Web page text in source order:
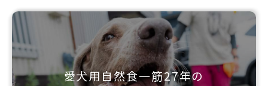
愛犬用自然食一筋27年の